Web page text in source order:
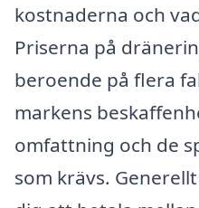
kostnaderna och
Priserna på
beroende på flera
markens
omfattning och de
som krävs.